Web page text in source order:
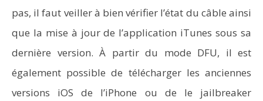
pas, il faut veiller à bien vérifier l’état du câble ainsi
que la mise à jour de l’application iTunes sous sa
dernière version. À partir du mode DFU, il est
également possible de télécharger les anciennes
versions iOS de l’iPhone ou de le jailbreaker